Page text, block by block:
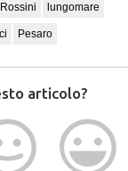
lungomare
Pesaro
articolo?